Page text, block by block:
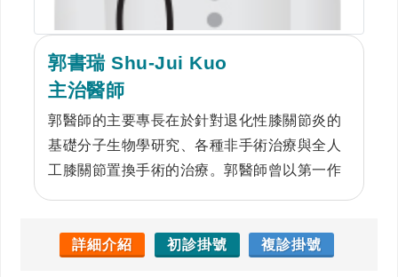
郭書瑞 Shu-Jui Kuo
主治醫師
郭醫師的主要專長在於針對退化性膝關節炎的
基礎分子生物學研究、各種非手術治療與全人
工膝關節置換手術的治療。郭醫師曾以第一作
節置換手術的論文在國際權威學術期刊。郭醫
詳細介紹 初診掛號 複診掛號